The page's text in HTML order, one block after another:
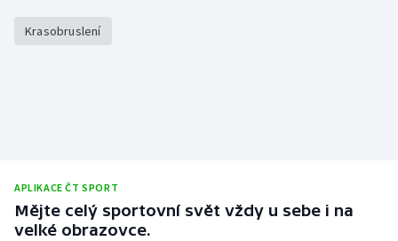
Krasobruslení
APLIKACE ČT SPORT
Mějte celý sportovní svět vždy u sebe i na
velké obrazovce.